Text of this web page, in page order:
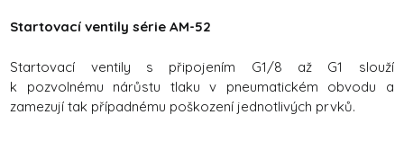
Startovací ventily série AM-52
Startovací ventily s připojením G1/8 až G1 slouží
k pozvolnému nárůstu tlaku v pneumatickém obvodu a
zamezují tak případnému poškození jednotlivých prvků.